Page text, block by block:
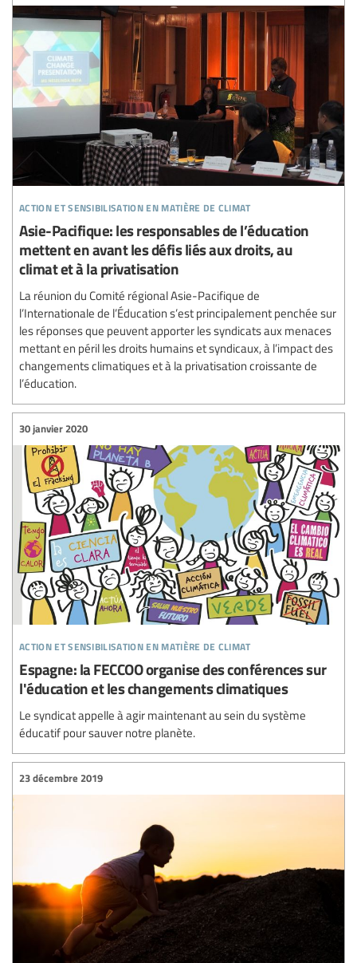
action et sensibilisation en matière de climat
Asie-Pacifique: les responsables de l’éducation
mettent en avant les défis liés aux droits, au
climat et à la privatisation
La réunion du Comité régional Asie-Pacifique de
l’Internationale de l’Éducation s’est principalement penchée sur
les réponses que peuvent apporter les syndicats aux menaces
mettant en péril les droits humains et syndicaux, à l’impact des
changements climatiques et à la privatisation croissante de
l’éducation.
action et sensibilisation en matière de climat
30 janvier 2020
Espagne: la FECCOO organise des conférences sur
l'éducation et les changements climatiques
Le syndicat appelle à agir maintenant au sein du système
éducatif pour sauver notre planète.
23 décembre 2019